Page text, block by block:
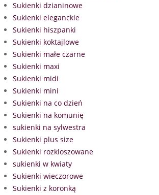
Sukienki dzianinowe
Sukienki eleganckie
Sukienki hiszpanki
Sukienki koktajlowe
Sukienki małe czarne
Sukienki maxi
Sukienki midi
Sukienki mini
Sukienki na co dzień
Sukienki na komunię
sukienki na sylwestra
Sukienki plus size
Sukienki rozkloszowane
sukienki w kwiaty
Sukienki wieczorowe
Sukienki z koronką